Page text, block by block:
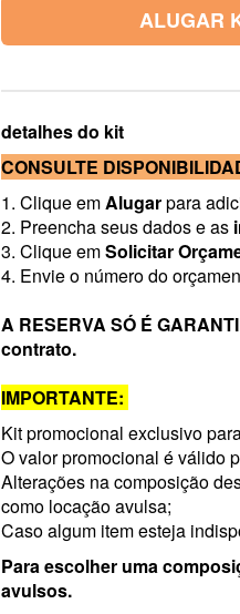
ALUGAR
detalhes do kit
CONSULTE
1. Clique emAlugarpara
2. Preencha seus dados e as
3. Clique emSolicitar
4. Envie o número do
A RESERVA SÓ É
contrato.
IMPORTANTE:
Kit promocional exclusivo
O valor promocional é válido
Alterações na composição
como locação avulsa;
Caso algum item esteja
Para escolher uma
avulsos.